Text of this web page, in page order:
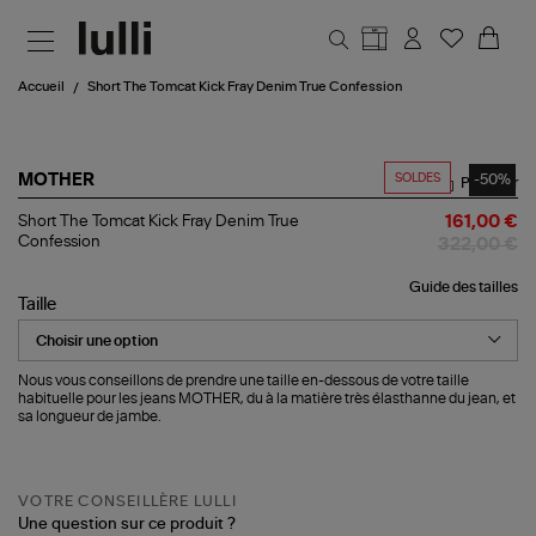
Accueil Short The Tomcat Kick Fray Denim True Confession
SOLDES -50%
MOTHER
Short
The
Fray
Denim
True
Confession
Partager
Short The Tomcat Kick Fray Denim True
Confession
161,00 €
Guide des tailles
Taille
Nous vous conseillons de prendre une taille en-dessous de votre taille
habituelle pour les jeans MOTHER, du à la matière très élasthanne du jean, et
sa longueur de jambe.
VOTRE CONSEILLÈRE LULLI
Une question sur ce produit ?